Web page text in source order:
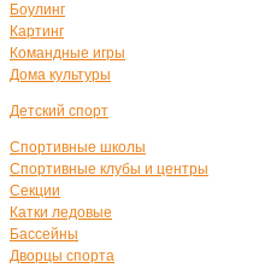
Боулинг
Картинг
Командные игры
Дома культуры
Детский спорт
Спортивные школы
Спортивные клубы и центры
Секции
Катки ледовые
Бассейны
Дворцы спорта